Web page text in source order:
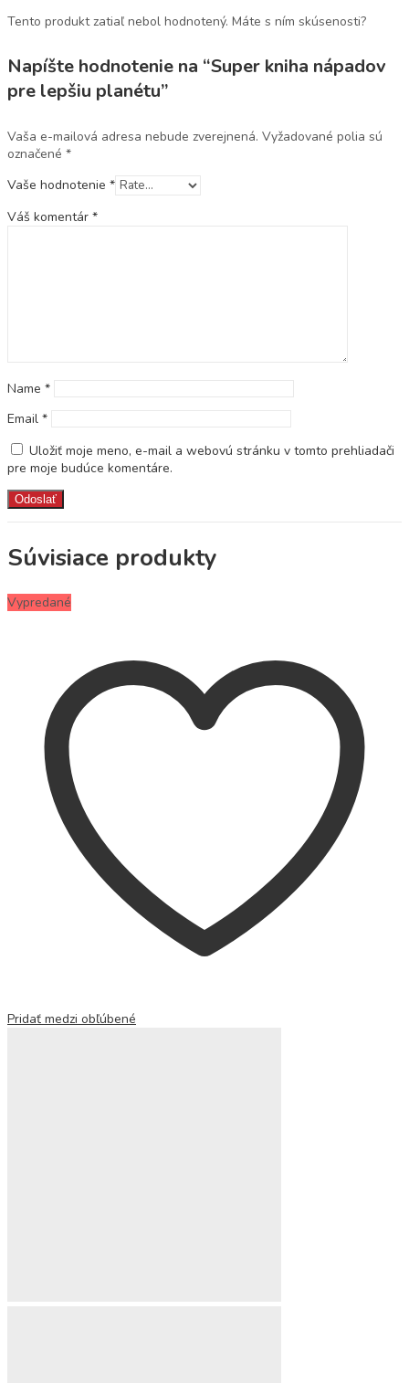
Tento produkt zatiaľ nebol hodnotený. Máte s ním skúsenosti?
Napíšte hodnotenie na “Super kniha nápadov
pre lepšiu planétu”
Vaša e-mailová adresa nebude zverejnená. Vyžadované polia sú
označené *
Vaše hodnotenie *
Váš komentár *
Name *
Email *
Uložiť moje meno, e-mail a webovú stránku v tomto prehliadači
pre moje budúce komentáre.
Súvisiace produkty
Vypredané
Pridať medzi obľúbené